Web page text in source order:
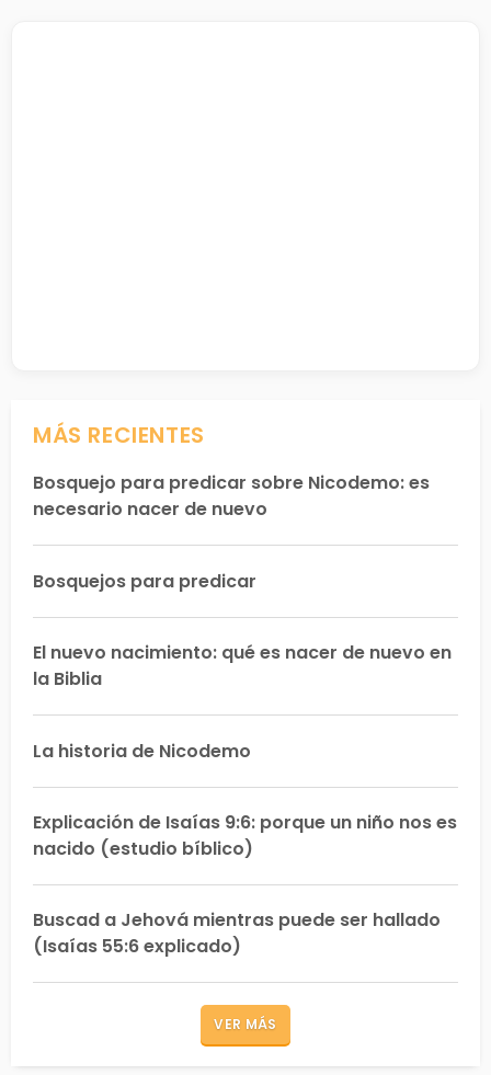
MÁS RECIENTES
Bosquejo para predicar sobre Nicodemo: es
necesario nacer de nuevo
Bosquejos para predicar
El nuevo nacimiento: qué es nacer de nuevo en
la Biblia
La historia de Nicodemo
Explicación de Isaías 9:6: porque un niño nos es
nacido (estudio bíblico)
Buscad a Jehová mientras puede ser hallado
(Isaías 55:6 explicado)
VER MÁS